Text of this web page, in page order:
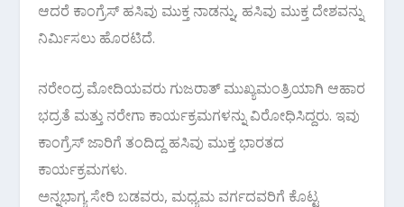
ಆದರೆ ಕಾಂಗ್ರೆಸ್ ಹಸಿವು ಮುಕ್ತ ನಾಡನ್ನು, ಹಸಿವು ಮುಕ್ತ ದೇಶವನ್ನು
ನಿರ್ಮಿಸಲು ಹೊರಟಿದೆ.
ನರೇಂದ್ರ ಮೋದಿಯವರು ಗುಜರಾತ್ ಮುಖ್ಯಮಂತ್ರಿಯಾಗಿ ಆಹಾರ
ಭದ್ರತೆ ಮತ್ತು ನರೇಗಾ ಕಾರ್ಯಕ್ರಮಗಳನ್ನು ವಿರೋಧಿಸಿದ್ದರು. ಇವು
ಕಾಂಗ್ರೆಸ್ ಜಾರಿಗೆ ತಂದಿದ್ದ ಹಸಿವು ಮುಕ್ತ ಭಾರತದ
ಕಾರ್ಯಕ್ರಮಗಳು.
ಅನ್ನಭಾಗ್ಯ ಸೇರಿ ಬಡವರು, ಮಧ್ಯಮ ವರ್ಗದವರಿಗೆ ಕೊಟ್ಟ